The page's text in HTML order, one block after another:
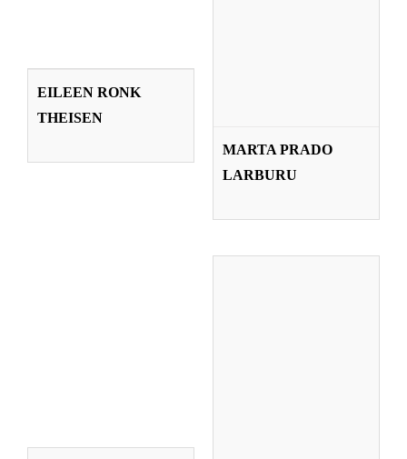
MARTA PRADO
LARBURU
EILEEN RONK
THEISEN
Profesorado
EILEEN RONK
THEISEN
OLABARRIA
Profesorado